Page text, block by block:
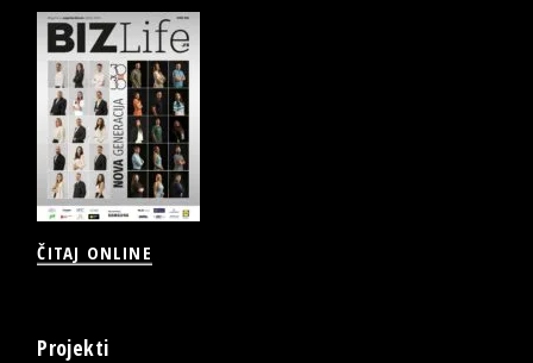
ČITAJ ONLINE
Projekti